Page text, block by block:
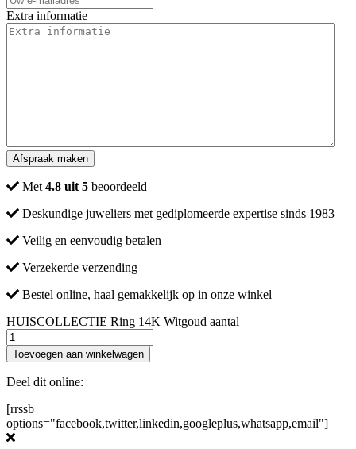
Extra informatie
Met 4.8 uit 5 beoordeeld
Deskundige juweliers met gediplomeerde expertise sinds 1983
Veilig en eenvoudig betalen
Verzekerde verzending
Bestel online, haal gemakkelijk op in onze winkel
HUISCOLLECTIE Ring 14K Witgoud aantal
Toevoegen aan winkelwagen
Deel dit online:
[rrssb
options="facebook,twitter,linkedin,googleplus,whatsapp,email"]